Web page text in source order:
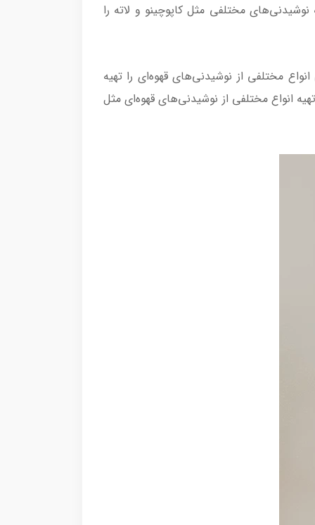
نوشیدنی‌های مختلفی مثل کاپوچینو و لاته را
مختلفی از نوشیدنی‌های قهوه‌ای را تهیه
انواع مختلفی از نوشیدنی‌های قهوه‌ای مثل